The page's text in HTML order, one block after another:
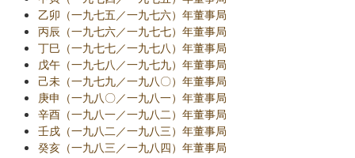
乙卯（一九七五／一九七六）年董事局
丙辰（一九七六／一九七七）年董事局
丁巳（一九七七／一九七八）年董事局
戊午（一九七八／一九七九）年董事局
己未（一九七九／一九八〇）年董事局
庚申（一九八〇／一九八一）年董事局
辛酉（一九八一／一九八二）年董事局
壬戌（一九八二／一九八三）年董事局
癸亥（一九八三／一九八四）年董事局